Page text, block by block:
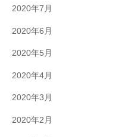
2020年7月
2020年6月
2020年5月
2020年4月
2020年3月
2020年2月